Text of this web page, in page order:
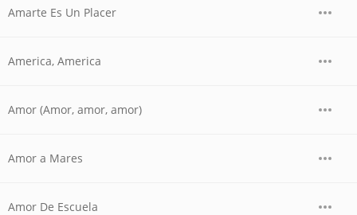
Amarte Es Un Placer
America, America
Amor (Amor, amor, amor)
Amor a Mares
Amor De Escuela